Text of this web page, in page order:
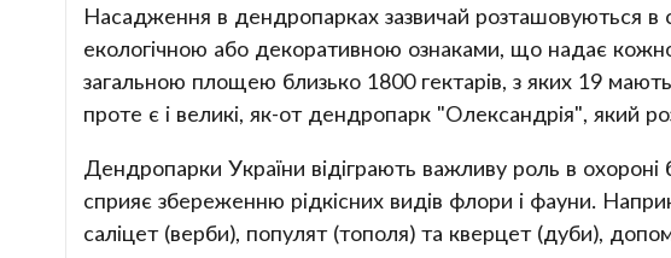
Насадження в дендропарках зазвичай розташовуються
екологічною або декоративною ознаками, що надає
загальною площею близько 1800 гектарів, з яких 19
проте є і великі, як-от дендропарк "Олександрія", який
Дендропарки України відіграють важливу роль в охороні
сприяє збереженню рідкісних видів флори і фауни.
саліцет (верби), популят (тополя) та кверцет (дуби),